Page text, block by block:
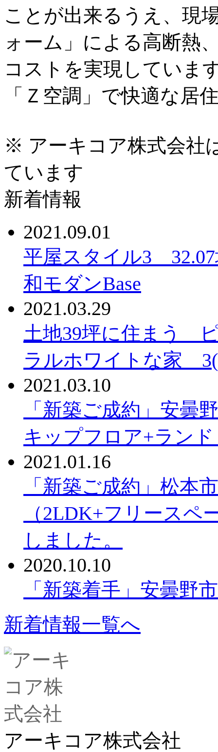
ことが出来るうえ、現
ォーム」による高断熱
コストを実現していま
「Ｚ空調」で快適な居
※ アーキコア株式会社
ています
新着情報
2021.09.01
平屋スタイル3
和モダンBase
2021.03.29
土地39坪に住まう
ラルホワイトな家
2021.03.10
「新築ご成約」安
キップフロア+ラン
2021.01.16
「新築ご成約」松
（2LDK+フリースペ
しました。
2020.10.10
「新築着手」安曇野
新着情報一覧へ
アーキコア株式会社